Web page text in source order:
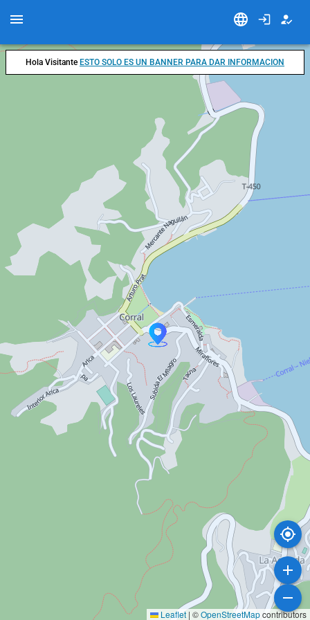
Leaflet | ©OpenStreetMapcontributors
Hola Visitante ESTO SOLO ES UN BANNER PARA DAR INFORMACION